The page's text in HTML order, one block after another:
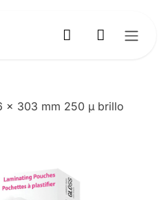
x 303 mm 250 µ brillo